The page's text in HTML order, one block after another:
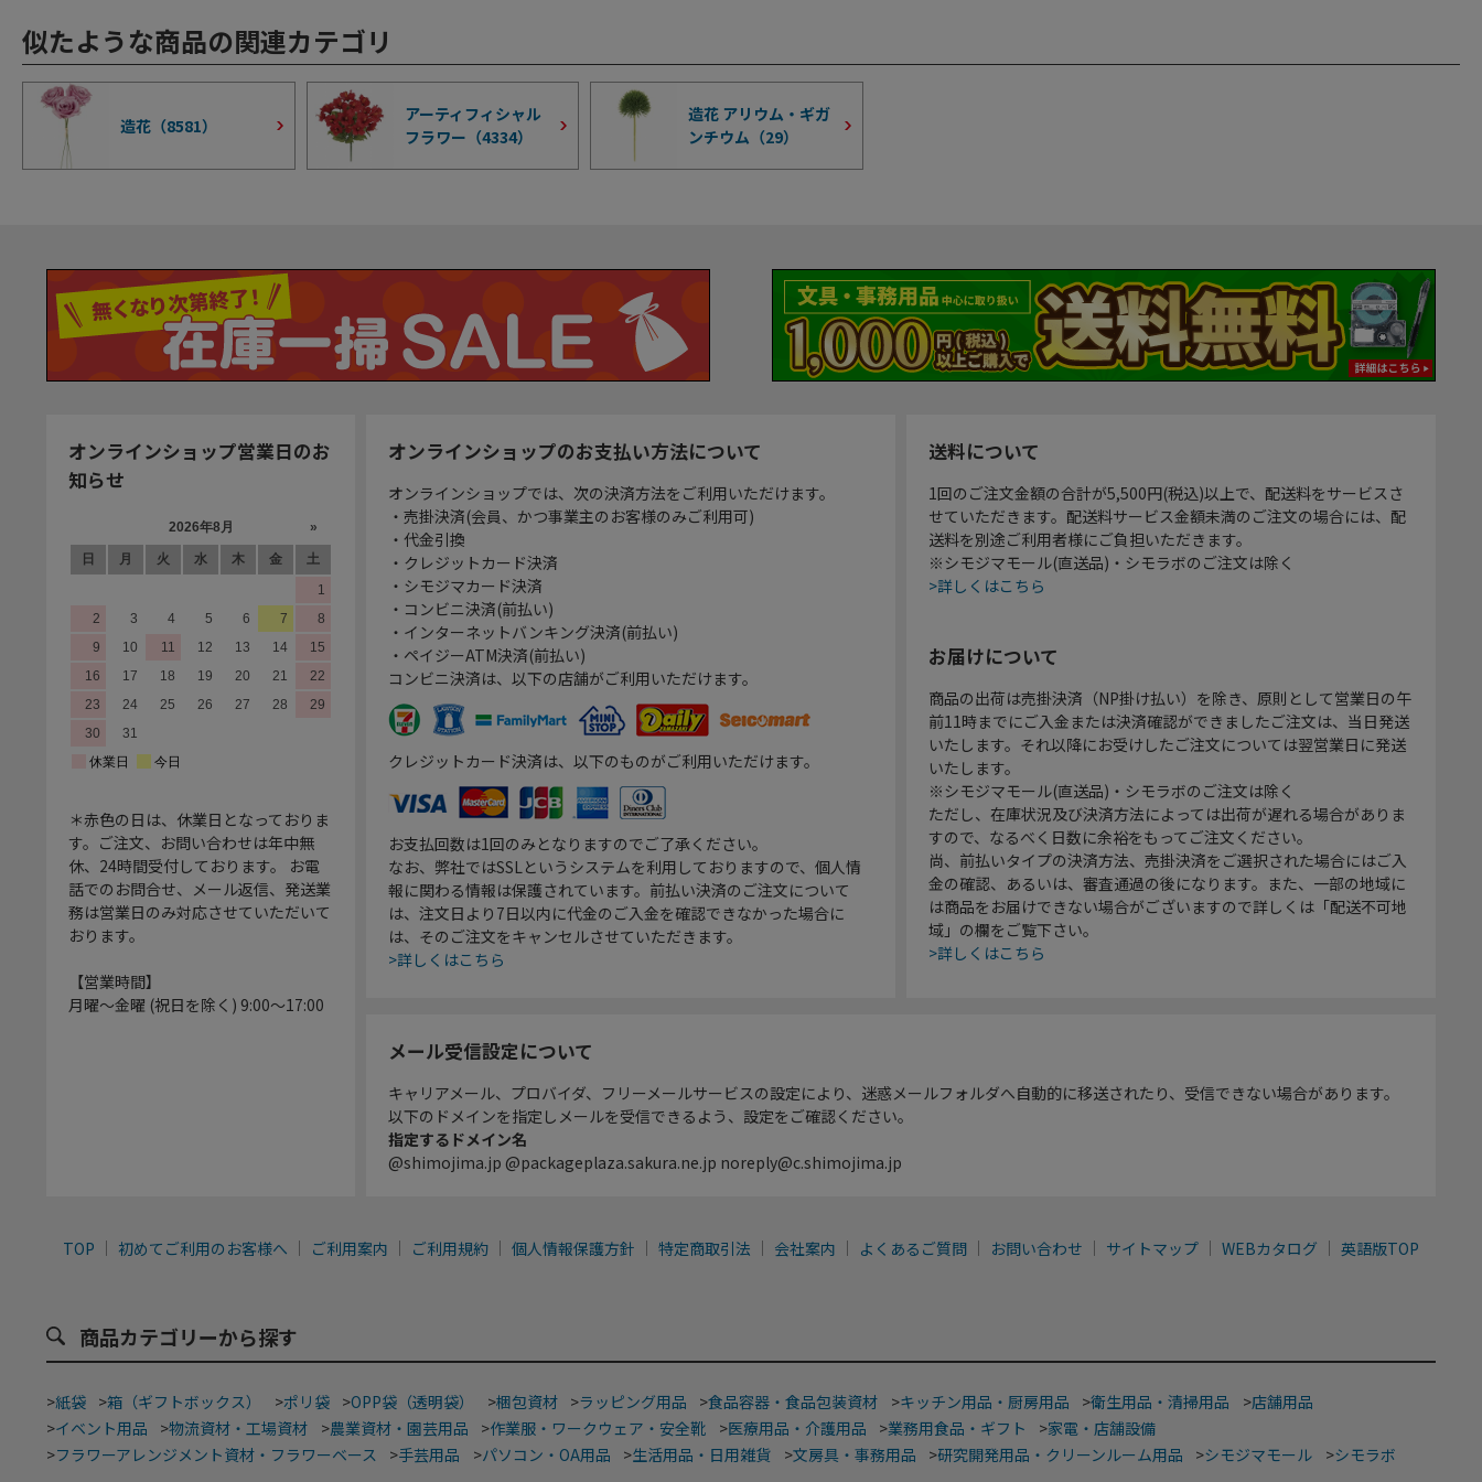
似たような商品の関連カテゴリ
造花（8581）
アーティフィシャル
フラワー（4334）
造花 アリウム・ギガ
ンチウム（29）
オンラインショップ営業日のお
知らせ
＊赤色の日は、休業日となっておりま
す。ご注文、お問い合わせは年中無
休、24時間受付しております。 お電
話でのお問合せ、メール返信、発送業
務は営業日のみ対応させていただいて
おります。
【営業時間】
月曜～金曜 (祝日を除く) 9:00～17:00
オンラインショップのお支払い方法について
オンラインショップでは、次の決済方法をご利用いただけます。
・売掛決済(会員、かつ事業主のお客様のみご利用可)
・代金引換
・クレジットカード決済
・シモジマカード決済
・コンビニ決済(前払い)
・インターネットバンキング決済(前払い)
・ペイジーATM決済(前払い)
コンビニ決済は、以下の店舗がご利用いただけます。
クレジットカード決済は、以下のものがご利用いただけます。
お支払回数は1回のみとなりますのでご了承ください。
なお、弊社ではSSLというシステムを利用しておりますので、個人情
報に関わる情報は保護されています。前払い決済のご注文について
は、注文日より7日以内に代金のご入金を確認できなかった場合に
は、そのご注文をキャンセルさせていただきます。
>詳しくはこちら
送料について
1回のご注文金額の合計が5,500円(税込)以上で、配送料をサービスさ
せていただきます。配送料サービス金額未満のご注文の場合には、配
送料を別途ご利用者様にご負担いただきます。
※シモジマモール(直送品)・シモラボのご注文は除く
>詳しくはこちら
お届けについて
商品の出荷は売掛決済（NP掛け払い）を除き、原則として営業日の午
前11時までにご入金または決済確認ができましたご注文は、当日発送
いたします。それ以降にお受けしたご注文については翌営業日に発送
いたします。
※シモジマモール(直送品)・シモラボのご注文は除く
ただし、在庫状況及び決済方法によっては出荷が遅れる場合がありま
すので、なるべく日数に余裕をもってご注文ください。
尚、前払いタイプの決済方法、売掛決済をご選択された場合にはご入
金の確認、あるいは、審査通過の後になります。また、一部の地域に
は商品をお届けできない場合がございますので詳しくは「配送不可地
域」の欄をご覧下さい。
>詳しくはこちら
メール受信設定について
キャリアメール、プロバイダ、フリーメールサービスの設定により、迷惑メールフォルダへ自動的に移送されたり、受信できない場合があります。
以下のドメインを指定しメールを受信できるよう、設定をご確認ください。
指定するドメイン名
@shimojima.jp @packageplaza.sakura.ne.jp noreply@c.shimojima.jp
TOP 初めてご利用のお客様へ ご利用案内 ご利用規約 個人情報保護方針 特定商取引法 会社案内 よくあるご質問 お問い合わせ サイトマップ WEBカタログ 英語版TOP
商品カテゴリーから探す
>紙袋 >箱（ギフトボックス） >ポリ袋 >OPP袋（透明袋） >梱包資材 >ラッピング用品 >食品容器・食品包装資材 >キッチン用品・厨房用品 >衛生用品・清掃用品 >店舗用品
>イベント用品 >物流資材・工場資材 >農業資材・園芸用品 >作業服・ワークウェア・安全靴 >医療用品・介護用品 >業務用食品・ギフト >家電・店舗設備
>フラワーアレンジメント資材・フラワーベース >手芸用品 >パソコン・OA用品 >生活用品・日用雑貨 >文房具・事務用品 >研究開発用品・クリーンルーム用品 >シモジマモール >シモラボ